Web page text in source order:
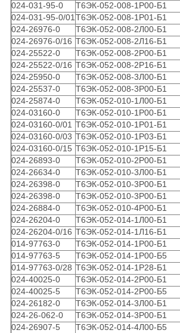
024-031-95-0
Т6ЭК-052-008-1Р00-Б1
024-031-95-0/01 Т6ЭК-052-008-1Р01-Б1
024-26976-0
Т6ЭК-052-008-2Л00-Б1
024-26976-0/16 Т6ЭК-052-008-2Л16-Б1
024-25522-0
Т6ЭК-052-008-2Р00-Б1
024-25522-0/16 Т6ЭК-052-008-2Р16-Б1
024-25950-0
Т6ЭК-052-008-3Л00-Б1
024-25537-0
Т6ЭК-052-008-3Р00-Б1
024-25874-0
Т6ЭК-052-010-1Л00-Б1
024-03160-0
Т6ЭК-052-010-1Р00-Б1
024-03160-0/01 Т6ЭК-052-010-1Р01-Б1
024-03160-0/03 Т6ЭК-052-010-1Р03-Б1
024-03160-0/15 Т6ЭК-052-010-1Р15-Б1
024-26893-0
Т6ЭК-052-010-2Р00-Б1
024-26634-0
Т6ЭК-052-010-3Л00-Б1
024-26398-0
Т6ЭК-052-010-3Р00-Б1
024-26398-0
Т6ЭК-052-010-3Р00-Б1
024-26884-0
Т6ЭК-052-010-4Р00-Б1
024-26204-0
Т6ЭК-052-014-1Л00-Б1
024-26204-0/16 Т6ЭК-052-014-1Л16-Б1
014-97763-0
Т6ЭК-052-014-1Р00-Б1
014-97763-5
Т6ЭК-052-014-1Р00-Б5
014-97763-0/28 Т6ЭК-052-014-1Р28-Б1
024-40025-0
Т6ЭК-052-014-2Р00-Б1
024-40025-5
Т6ЭК-052-014-2Р00-Б5
024-26182-0
Т6ЭК-052-014-3Л00-Б1
024-26-062-0
Т6ЭК-052-014-3Р00-Б1
024-26907-5
Т6ЭК-052-014-4Л00-Б5